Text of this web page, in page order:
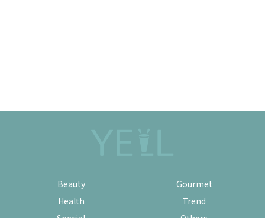
Beauty
Gourmet
Health
Trend